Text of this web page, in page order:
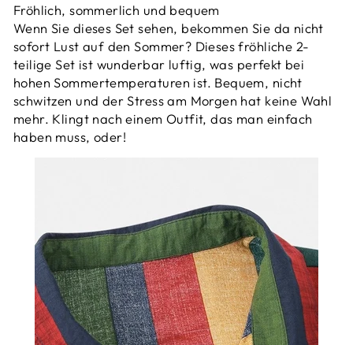
Fröhlich, sommerlich und bequem
Wenn Sie dieses Set sehen, bekommen Sie da nicht
sofort Lust auf den Sommer? Dieses fröhliche 2-
teilige Set ist wunderbar luftig, was perfekt bei
hohen Sommertemperaturen ist. Bequem, nicht
schwitzen und der Stress am Morgen hat keine Wahl
mehr. Klingt nach einem Outfit, das man einfach
haben muss, oder!